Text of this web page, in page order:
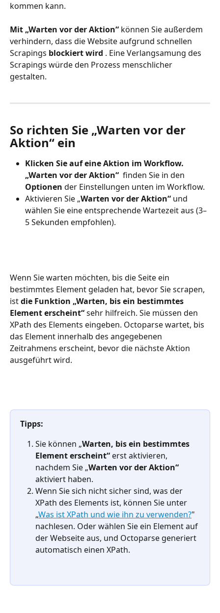
kommen kann.
Mit „Warten vor der Aktion“ können Sie außerdem
verhindern, dass die Website aufgrund schnellen
Scrapings blockiert wird . Eine Verlangsamung des
Scrapings würde den Prozess menschlicher
gestalten.
So richten Sie „Warten vor der
Aktion“ ein
Klicken Sie auf eine Aktion im Workflow.
„Warten vor der Aktion“ finden Sie in den
Optionen der Einstellungen unten im Workflow.
Aktivieren Sie „Warten vor der Aktion“ und
wählen Sie eine entsprechende Wartezeit aus (3–
5 Sekunden empfohlen).
Wenn Sie warten möchten, bis die Seite ein
bestimmtes Element geladen hat, bevor Sie scrapen,
ist die Funktion „Warten, bis ein bestimmtes
Element erscheint“ sehr hilfreich. Sie müssen den
XPath des Elements eingeben. Octoparse wartet, bis
das Element innerhalb des angegebenen
Zeitrahmens erscheint, bevor die nächste Aktion
ausgeführt wird.
Tipps:
Sie können „Warten, bis ein bestimmtes
Element erscheint“ erst aktivieren,
nachdem Sie „Warten vor der Aktion“
aktiviert haben.
Wenn Sie sich nicht sicher sind, was der
XPath des Elements ist, können Sie unter
„Was ist XPath und wie ihn zu verwenden?"
nachlesen. Oder wählen Sie ein Element auf
der Webseite aus, und Octoparse generiert
automatisch einen XPath.